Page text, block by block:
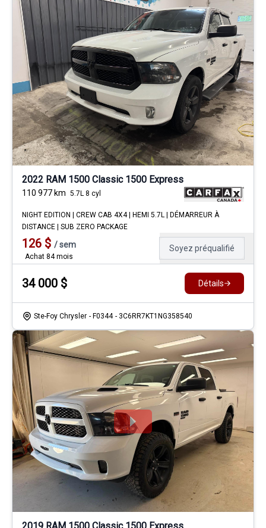
2022 RAM 1500 Classic 1500 Express
110 977 km 5.7L 8 cyl
NIGHT EDITION | CREW CAB 4X4 | HEMI 5.7L | DÉMARREUR À
DISTANCE | SUB ZERO PACKAGE
126 $ /sem
Achat 84 mois
Soyez préqualifié
34 000 $ Détails
Ste-Foy Chrysler - F0344 - 3C6RR7KT1NG358540